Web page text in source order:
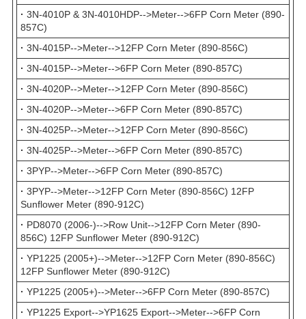
· 3N-4010P & 3N-4010HDP-->Meter-->6FP Corn Meter (890-
857C)
· 3N-4015P-->Meter-->12FP Corn Meter (890-856C)
· 3N-4015P-->Meter-->6FP Corn Meter (890-857C)
· 3N-4020P-->Meter-->12FP Corn Meter (890-856C)
· 3N-4020P-->Meter-->6FP Corn Meter (890-857C)
· 3N-4025P-->Meter-->12FP Corn Meter (890-856C)
· 3N-4025P-->Meter-->6FP Corn Meter (890-857C)
· 3PYP-->Meter-->6FP Corn Meter (890-857C)
· 3PYP-->Meter-->12FP Corn Meter (890-856C) 12FP
Sunflower Meter (890-912C)
· PD8070 (2006-)-->Row Unit-->12FP Corn Meter (890-
856C) 12FP Sunflower Meter (890-912C)
· YP1225 (2005+)-->Meter-->12FP Corn Meter (890-856C)
12FP Sunflower Meter (890-912C)
· YP1225 (2005+)-->Meter-->6FP Corn Meter (890-857C)
· YP1225 Export-->YP1625 Export-->Meter-->6FP Corn